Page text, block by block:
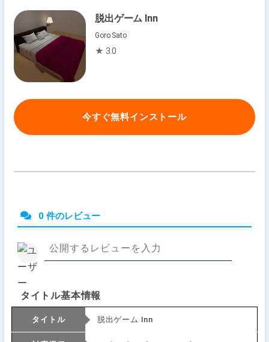
脱出ゲーム Inn
Goro Sato
★ 3.0
今すぐ無料インストール
0 件のレビュー
タイトル基本情報
タイトル 脱出ゲーム Inn